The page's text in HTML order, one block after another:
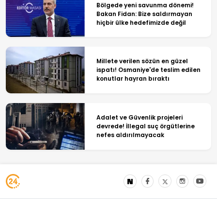
Bölgede yeni savunma dönemi!
Bakan Fidan: Bize saldırmayan
hiçbir ülke hedefimizde değil
Millete verilen sözün en güzel
ispatı! Osmaniye'de teslim edilen
konutlar hayran bıraktı
Adalet ve Güvenlik projeleri
devrede! İllegal suç örgütlerine
nefes aldırılmayacak